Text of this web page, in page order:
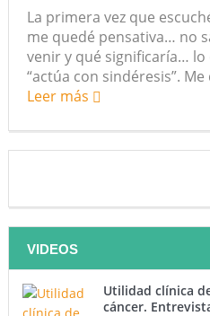
futuro “ilimitado” de la
¿Qué sabemos de los
¿Los 20 años de regalo? Parte
Academia de Ciencias
¿Los veinte años de regalo?
Nuevas noticias sobre las
La primera vez que
me quedé pensativa… no
venir y qué significaría… lo
“actúa con sindéresis”.
Leer más
VIDEOS
Utilidad clínica
cáncer.